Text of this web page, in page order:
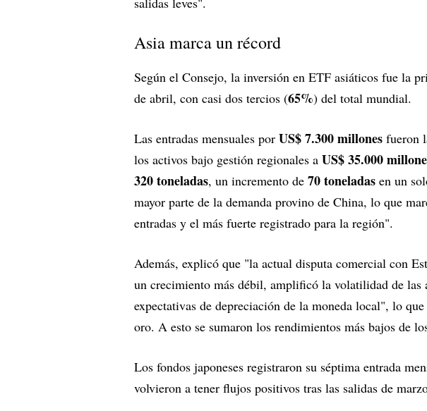
Asia marca un récord
Según el Consejo, la inversión en ETF asiáticos fue la
de abril, con casi dos tercios (65%) del total mundial.
Las entradas mensuales por US$ 7.300 millones fueron
los activos bajo gestión regionales a US$ 35.000
320 toneladas, un incremento de 70 toneladas en un
mayor parte de la demanda provino de China, lo que
entradas y el más fuerte registrado para la región".
Además, explicó que "la actual disputa comercial con
un crecimiento más débil, amplificó la volatilidad de las
expectativas de depreciación de la moneda local", lo
oro. A esto se sumaron los rendimientos más bajos de
Los fondos japoneses registraron su séptima entrada
volvieron a tener flujos positivos tras las salidas de